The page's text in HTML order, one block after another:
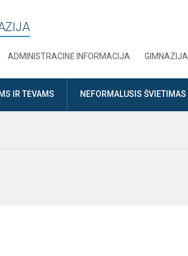
ADMINISTRACINĖ INFORMACIJA GIMNAZIJA
IR TĖVAMS NEFORMALUSIS ŠVIETIMAS